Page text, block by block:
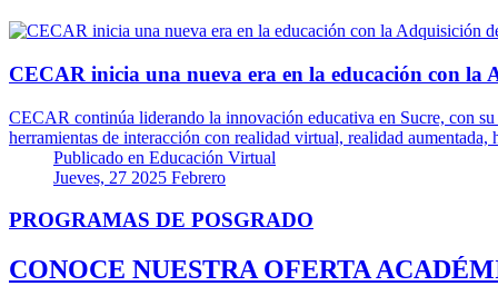
CECAR inicia una nueva era en la educación con la
CECAR continúa liderando la innovación educativa en Sucre, con
herramientas de interacción con realidad virtual, realidad
Publicado en Educación Virtual
Jueves, 27 2025 Febrero
PROGRAMAS DE POSGRADO
CONOCE NUESTRA OFERTA